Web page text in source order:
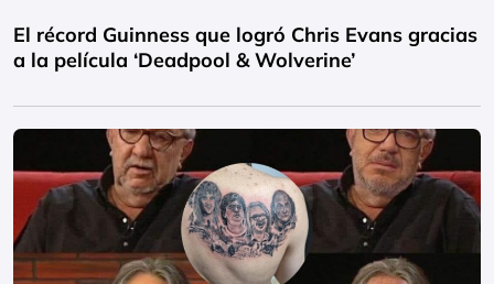
El récord Guinness que logró Chris Evans gracias
a la película ‘Deadpool & Wolverine’